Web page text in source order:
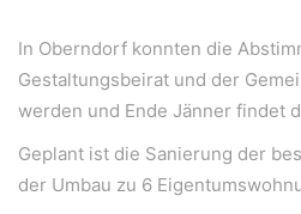
In Oberndorf konnten die
Gestaltungsbeirat und der
werden und Ende Jänner findet
Geplant ist die Sanierung der
der Umbau zu 6
Impressum